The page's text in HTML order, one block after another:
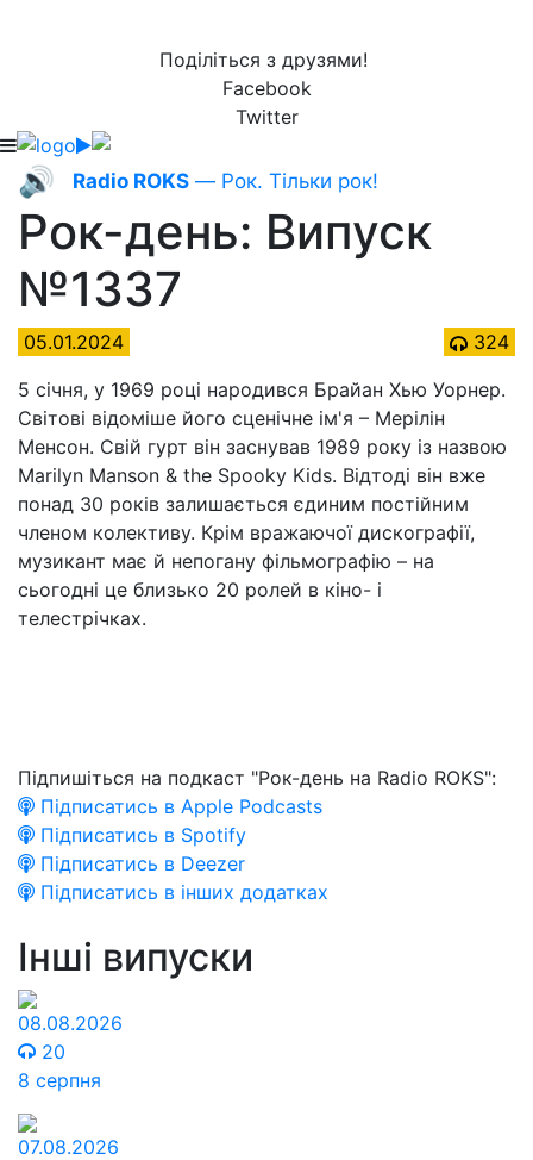
Поділіться з друзями!
Facebook
Twitter
🔊 Radio ROKS — Рок. Тільки рок!
Рок-день: Випуск
№1337
05.01.2024
324
5 січня, у 1969 році народився Брайан Хью Уорнер.
Світові відоміше його сценічне ім'я – Мерілін
Менсон. Свій гурт він заснував 1989 року із назвою
Marilyn Manson & the Spooky Kids. Відтоді він вже
понад 30 років залишається єдиним постійним
членом колективу. Крім вражаючої дискографії,
музикант має й непогану фільмографію – на
сьогодні це близько 20 ролей в кіно- і
телестрічках.
Підпишіться на подкаст "Рок-день на Radio ROKS":
Підписатись в Apple Podcasts
Підписатись в Spotify
Підписатись в Deezer
Підписатись в інших додатках
Інші випуски
08.08.2026
20
8 серпня
07.08.2026